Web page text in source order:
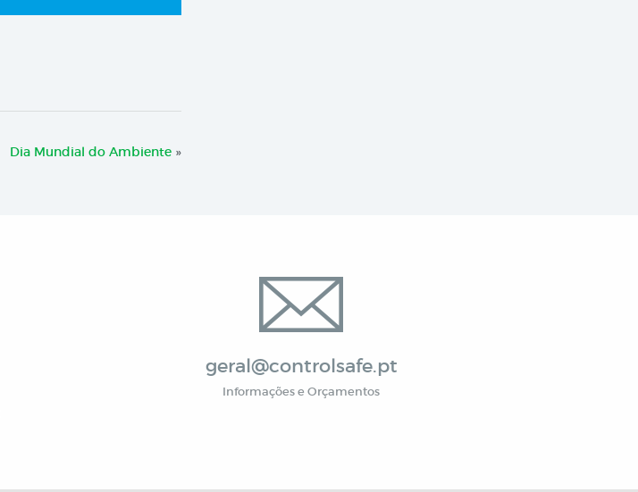
Dia Mundial do Ambiente »
geral@controlsafe.pt
Informações e Orçamentos